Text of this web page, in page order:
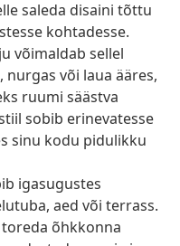
saleda disaini tõttu
kohtadesse.
võimaldab sellel
või laua ääres,
ruumi säästva
sobib erinevatesse
sinu kodu pidulikku
igasugustes
aed või terrass.
õhkkonna